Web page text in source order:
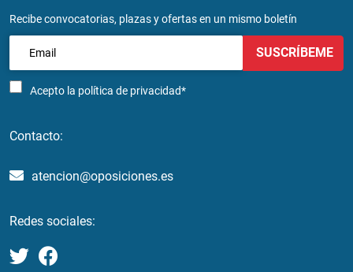
Recibe convocatorias, plazas y ofertas en un mismo boletín
Acepto la política de privacidad*
SUSCRÍBEME
Contacto:
atencion@oposiciones.es
Redes sociales: